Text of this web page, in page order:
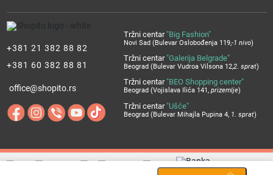
+381 21 382 88 82
+381 60 382 88 81
office@shopito.rs
Tržni centar "Big Fashion"
Novi Sad (Bulevar Oslobođenja 119,-1 nivo)
Tržni centar "Galerija Belgrade"
Beograd (Bulevar Vudroa Vilsona 12,2. sprat)
Tržni centar "BEO Shopping center"
Beograd (Vojislava Ilića 141, prizemlje)
Tržni centar "Ušće"
Beograd (Bulevar Mihajla Pupina 4, 1. sprat)